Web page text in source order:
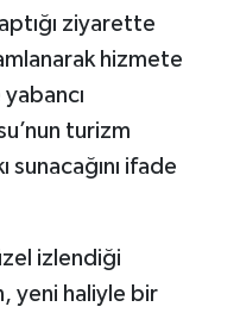
ziyarette
hizmete
yabancı
turizm
ifade
izlendiği
yeni haliyle bir